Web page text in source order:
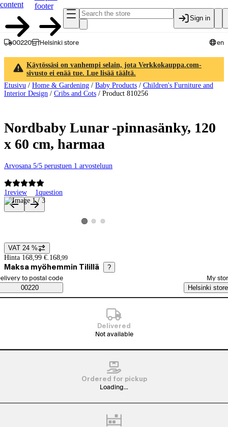
content
footer
Sign in
00220 Helsinki store en
Käytössäsi on vanhempi selain, jota Verkkokauppa.com-
sivusto ei enää tue. Lue lisää täältä.
Etusivu / Home & Gardening / Baby Products / Children's Furniture and
Interior Design / Cribs and Cots / Product 810256
Nordbaby Lunar -pinnasänky, 120
x 60 cm, harmaa
Arvosana 5/5 perustuen 1 arvosteluun
1review 1question
Product images and videos
View product image 1
View product image 2
View product image 3
Price details
VAT 24 %
Hinta 168,99 €. 168,99
Maksa myöhemmin Tilillä ?
Saatavuustiedot
order method
to postal code
00220
My
Helsinki store
Delivered
Not available
Ordered for pickup
Loading...